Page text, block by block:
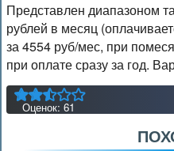
Представлен диапазоном
рублей в месяц
за 4554 руб/мес, при
при оплате сразу за год.
Оценок: 61